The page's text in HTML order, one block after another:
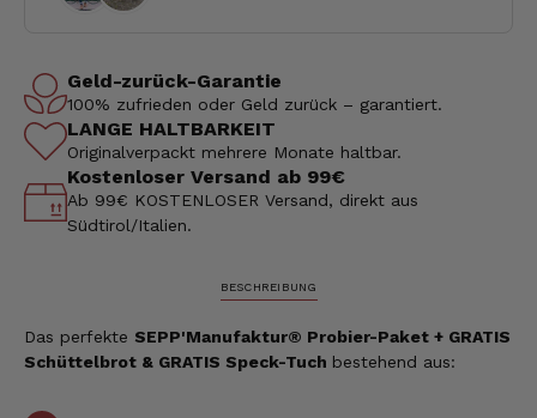
Geld-zurück-Garantie
100% zufrieden oder Geld zurück – garantiert.
LANGE HALTBARKEIT
Originalverpackt mehrere Monate haltbar.
Kostenloser Versand ab 99€
Ab 99€ KOSTENLOSER Versand, direkt aus
Südtirol/Italien.
BESCHREIBUNG
Das perfekte SEPP'Manufaktur® Probier-Paket + GRATIS
Schüttelbrot & GRATIS Speck-Tuch bestehend aus: